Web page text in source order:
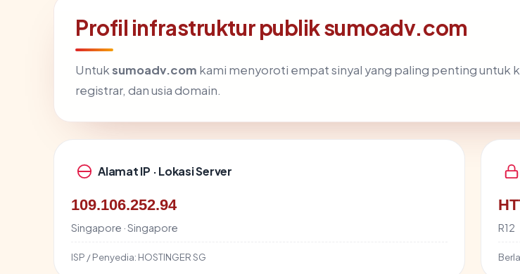
Profil infrastruktur publik sumoadv.com
Untuksumoadv.com kami menyoroti empat sinyal yang paling penting untuk
registrar, dan usia domain.
Alamat IP · Lokasi Server
109.106.252.94
Singapore · Singapore
ISP / Penyedia: HOSTINGER SG
R12